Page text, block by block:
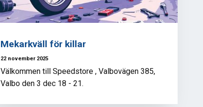
Mekarkväll för killar
22 november 2025
Välkommen till Speedstore , Valbovägen 385,
Valbo den 3 dec 18 - 21.